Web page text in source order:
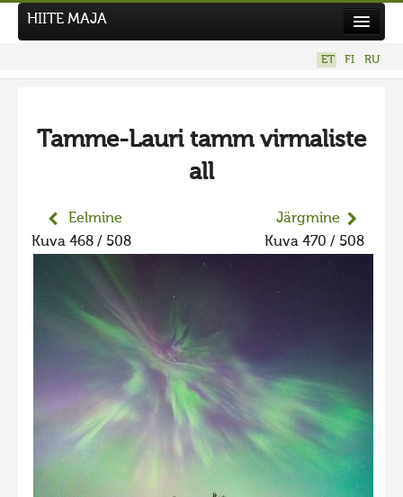
Tegutse
Kuvavõistlused
Hiite kuvavõistlus 2026
VANEMAD KUVAVÕISTLUSED
Hiite kuvavõistlus 2025
Hiite kuvavõistlus 2025 lisa
Liikuvad kuvad 2025
Hiite kuvavõistlus 2024
HIITE MAJA
ET FI RU
Tamme-Lauri tamm virmaliste
all
Eelmine
Kuva 468 / 508
Järgmine
Kuva 470 / 508